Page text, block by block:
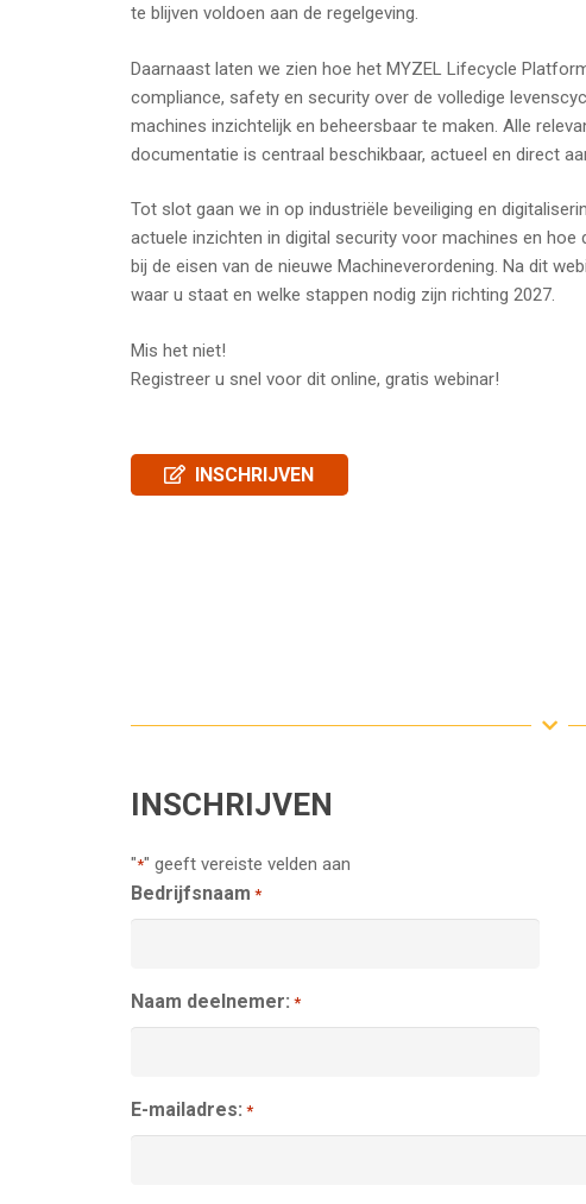
te blijven voldoen aan de regelgeving.
Daarnaast laten we zien hoe het MYZEL Lifecycle
compliance, safety en security over de volledige
machines inzichtelijk en beheersbaar te maken. Alle
documentatie is centraal beschikbaar, actueel en direct
Tot slot gaan we in op industriële beveiliging en
actuele inzichten in digital security voor machines en hoe
bij de eisen van de nieuwe Machineverordening. Na dit
waar u staat en welke stappen nodig zijn richting 2027.
Mis het niet!
Registreer u snel voor dit online, gratis webinar!
INSCHRIJVEN
INSCHRIJVEN
"*" geeft vereiste velden aan
Bedrijfsnaam *
Naam deelnemer: *
E-mailadres: *